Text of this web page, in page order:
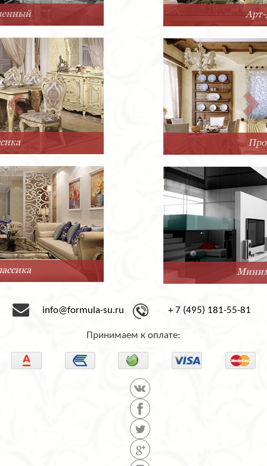
info@formula-su.ru + 7 (495) 181-55-81
Принимаем к оплате: